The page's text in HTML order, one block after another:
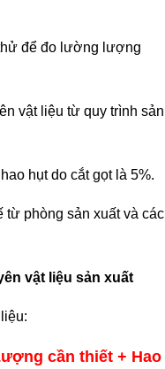
để đo lường lượng
vật liệu từ quy trình sản
hụt do cắt gọt là 5%.
từ phòng sản xuất và các
vật liệu sản xuất
cần thiết + Hao